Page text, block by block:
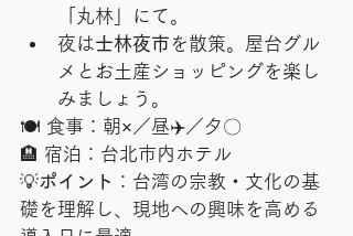
「丸林」にて。
夜は士林夜市 を散策。屋台グル
メとお土産ショッピングを楽し
みましょう。
🍽 食事：朝×／昼✈️／夕〇
🏨 宿泊：台北市内ホテル
💡ポイント ：台湾の宗教・文化の基
礎を理解し、現地への興味を高める